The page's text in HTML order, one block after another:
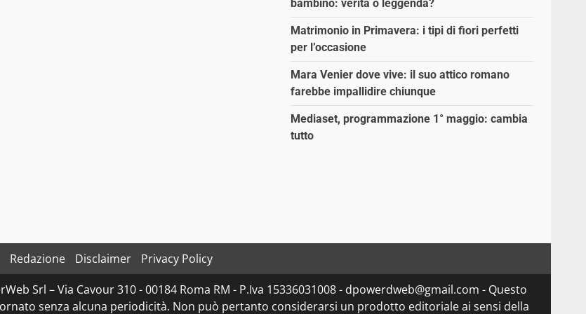
bambino: verità o leggenda?
Matrimonio in Primavera: i tipi di fiori perfetti
per l’occasione
Mara Venier dove vive: il suo attico romano
farebbe impallidire chiunque
Mediaset, programmazione 1° maggio: cambia
tutto
Redazione Disclaimer
Privacy Policy
Srl – Via Cavour 310 - 00184 Roma RM - P.Iva 15336031008 - dpowerdweb@gmail.com - Questo
senza alcuna periodicità. Non può pertanto considerarsi un prodotto editoriale ai sensi della